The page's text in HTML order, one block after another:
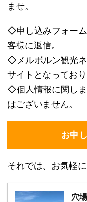
ませ。
◇申し込みフォー
客様に返信。
◇メルボルン観光
サイトとなっており
◇個人情報に関し
はございません。
お申
それでは、お気軽
穴